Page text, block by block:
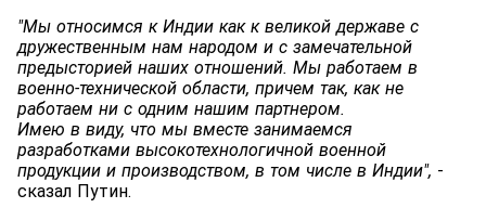
"Мы относимся к Индии как к великой державе с
дружественным нам народом и с замечательной
предысторией наших отношений. Мы работаем в
военно-технической области, причем так, как не
работаем ни с одним нашим партнером.
Имею в виду, что мы вместе занимаемся
разработками высокотехнологичной военной
продукции и производством, в том числе в Индии", -
сказал Путин.